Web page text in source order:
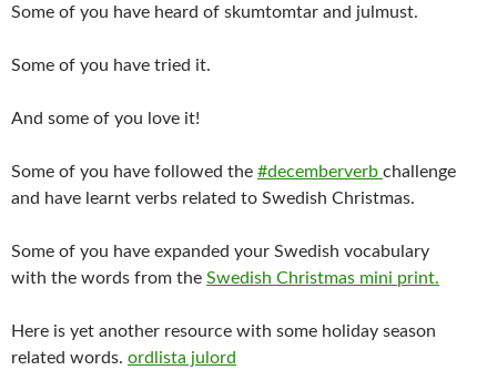
Some of you have heard of skumtomtar and julmust.
Some of you have tried it.
And some of you love it!
Some of you have followed the #decemberverb challenge
and have learnt verbs related to Swedish Christmas.
Some of you have expanded your Swedish vocabulary
with the words from the Swedish Christmas mini print.
Here is yet another resource with some holiday season
related words. ordlista julord